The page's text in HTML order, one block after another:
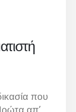
που